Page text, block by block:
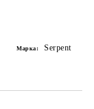
Марка: Serpent